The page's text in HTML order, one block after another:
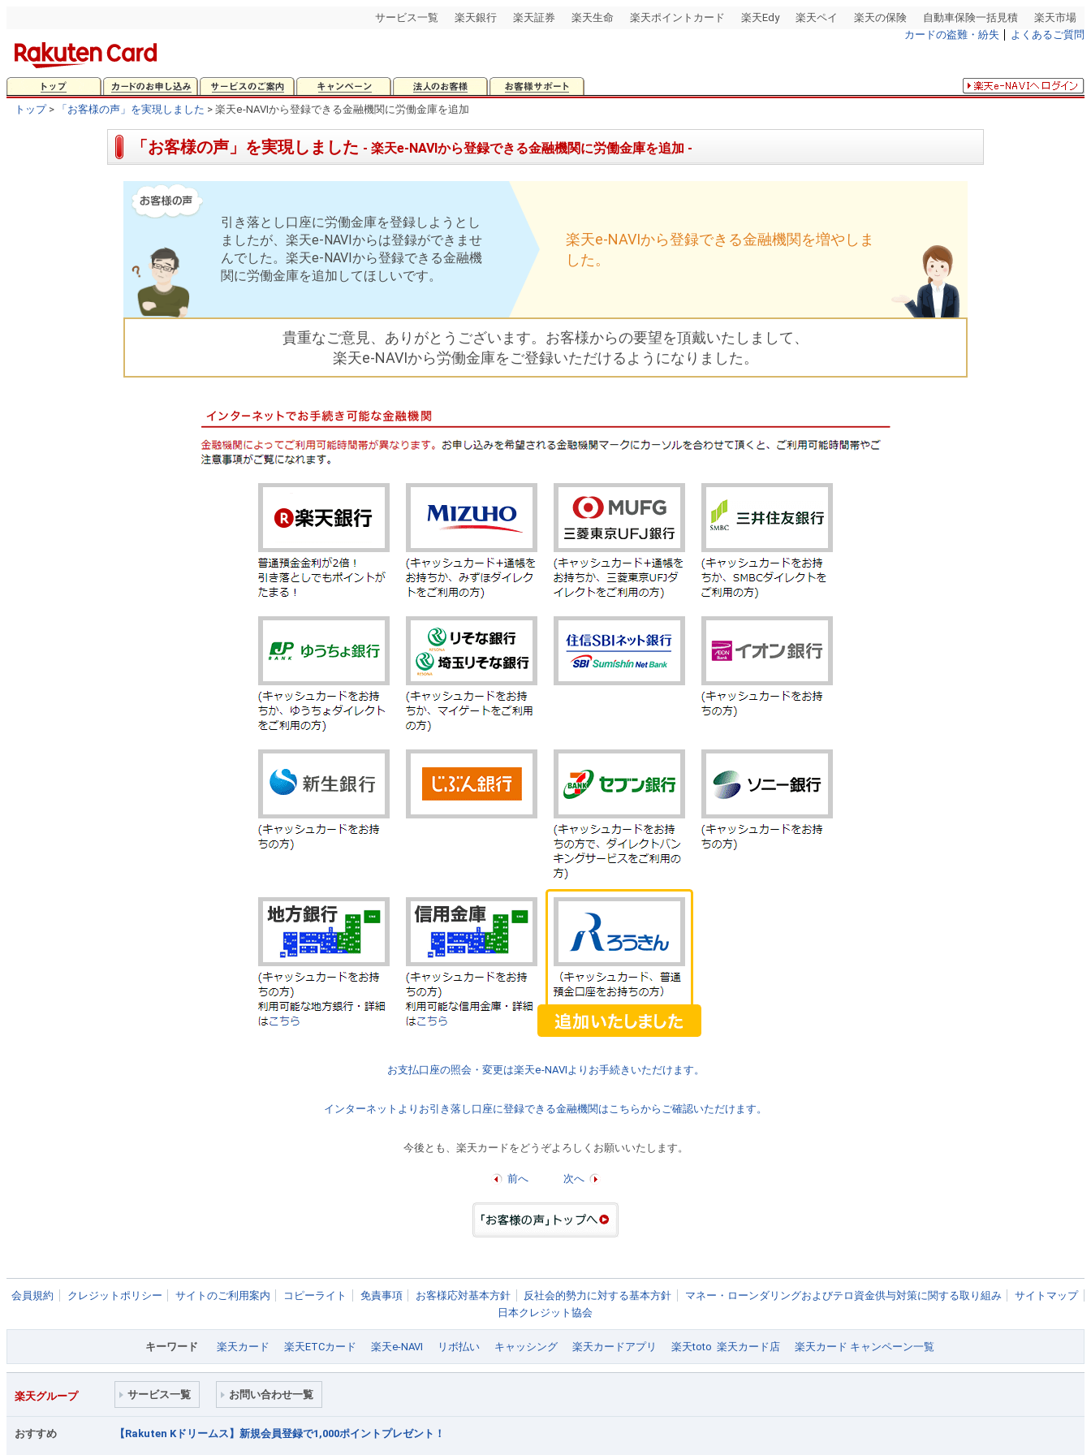
サービス一覧 楽天銀行 楽天証券 楽天生命 楽天ポイントカード 楽天Edy 楽天ペイ 楽天の保険 自動車保険一括見積
楽天市場
カードの盗難・紛失
よくあるご質問
トップ> 「お客様の声」を実現しました > 楽天e-NAVIから登録できる金融機関に労働金庫を追加
「お客様の声」を実現しました - 楽天e-NAVIから登録できる金融機関に労働金庫を追加 -
引き落とし口座に労働金庫を登録しようとし
ましたが、楽天e-NAVIからは登録ができませ
んでした。楽天e-NAVIから登録できる金融機
関に労働金庫を追加してほしいです。
楽天e-NAVIから登録できる金融機関を増やしま
した。
貴重なご意見、ありがとうございます。お客様からの要望を頂戴いたしまして、
楽天e-NAVIから労働金庫をご登録いただけるようになりました。
お支払口座の照会・変更は楽天e-NAVIよりお手続きいただけます。
インターネットよりお引き落し口座に登録できる金融機関はこちらからご確認いただけます。
今後とも、楽天カードをどうぞよろしくお願いいたします。
前へ 次へ
会員規約 クレジットポリシー サイトのご利用案内 コピーライト 免責事項 お客様応対基本方針 反社会的勢力に対する基本方針 マネー・ローンダリングおよびテロ資金供与対策に関する取り組み
サイトマップ
日本クレジット協会
キーワード 楽天カード 楽天ETCカード 楽天e-NAVI リボ払い キャッシング 楽天カードアプリ 楽天toto 楽天カード店 楽天カード キャンペーン一覧
楽天グループ サービス一覧 お問い合わせ一覧
おすすめ 【Rakuten Kドリームス】新規会員登録で1,000ポイントプレゼント！